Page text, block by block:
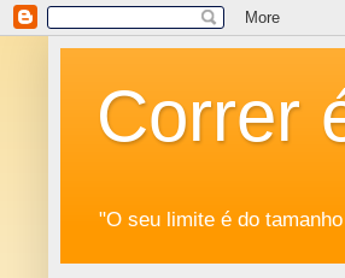
Correr
"O seu limite é do